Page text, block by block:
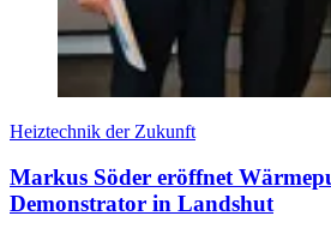
Heiztechnik der Zukunft
Markus Söder eröffnet
Demonstrator in Landshut